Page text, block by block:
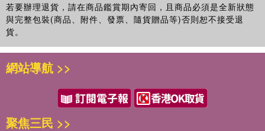
若要辦理退貨，請在商品鑑賞期內寄回，且商品必須是全新狀態
與完整包裝(商品、附件、發票、隨貨贈品等)否則恕不接受退
貨。
網站導航 >>
聚焦三民 >>